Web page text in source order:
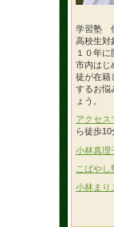
学習塾
高校生対
１０年に
市内はじ
徒が在籍
するお悩
ょう。
アクセス
ら徒歩10
小林真理
こばやし
小林ま